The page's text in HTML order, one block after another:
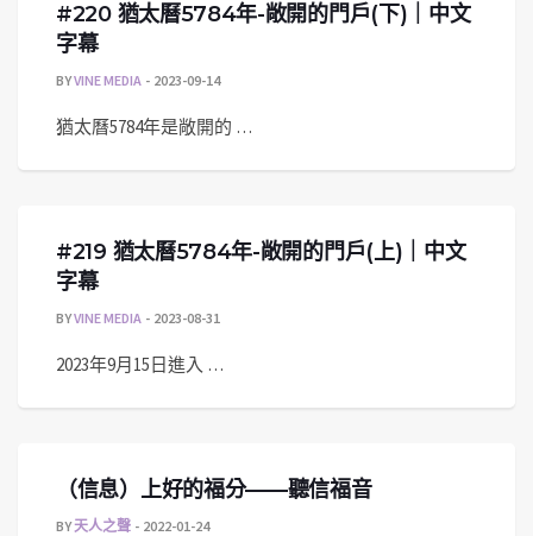
#220 猶太曆5784年-敞開的門戶(下)｜中文
字幕
BYVINE MEDIA 2023-09-14
猶太曆5784年是敞開的 …
#219 猶太曆5784年-敞開的門戶(上)｜中文
字幕
BYVINE MEDIA 2023-08-31
2023年9月15日進入 …
（信息）上好的福分——聽信福音
BY天人之聲 2022-01-24